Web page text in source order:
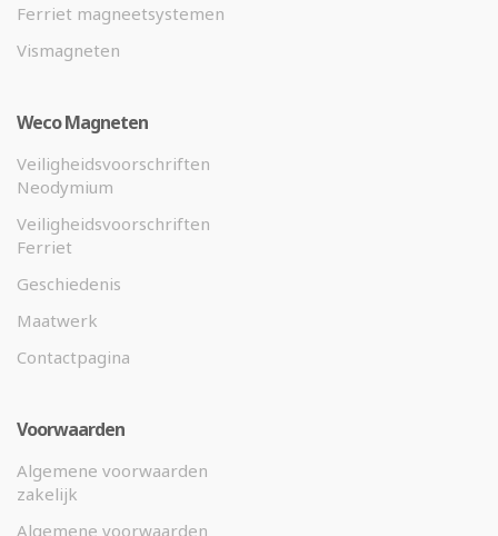
Ferriet magneetsystemen
Vismagneten
Weco Magneten
Veiligheidsvoorschriften
Neodymium
Veiligheidsvoorschriften
Ferriet
Geschiedenis
Maatwerk
Contactpagina
Voorwaarden
Algemene voorwaarden
zakelijk
Algemene voorwaarden